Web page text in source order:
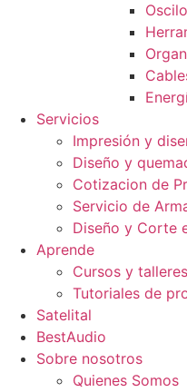
Servicios
Impresión y
Diseño y
Cotizacion de
Servicio de
Diseño y Corte
Aprende
Cursos y talleres
Tutoriales de
Satelital
BestAudio
Sobre nosotros
Quienes Somos